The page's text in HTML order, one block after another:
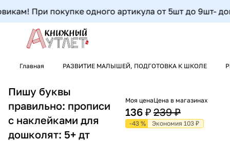
При покупке одного артикула от 5шт до 9шт-
Главная РАЗВИТИЕ МАЛЫШЕЙ, ПОДГОТОВКА К ШКОЛЕ
Пишу буквы
правильно: прописи
с наклейками для
дошколят: 5+ дт
Моя цена
136 ₽
Цена в магазинах
239 ₽
-43 % Экономия 103 ₽